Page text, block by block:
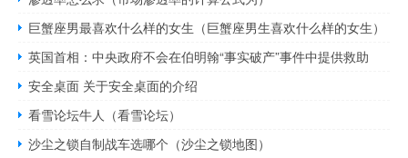
巨蟹座男最喜欢什么样的女生（巨蟹座男生喜欢什么样的女生）
英国首相：中央政府不会在伯明翰“事实破产”事件中提供救助
安全桌面 关于安全桌面的介绍
看雪论坛牛人（看雪论坛）
沙尘之锁自制战车选哪个（沙尘之锁地图）